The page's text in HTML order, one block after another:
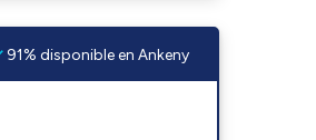
91% disponible en Ankeny